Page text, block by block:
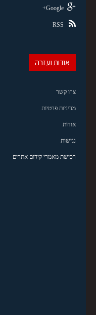
Google+
RSS
אודות ועזרה
צרו קשר
מדיניות פרטיות
אודות
נגישות
רכישת מאמרי קידום אתרים